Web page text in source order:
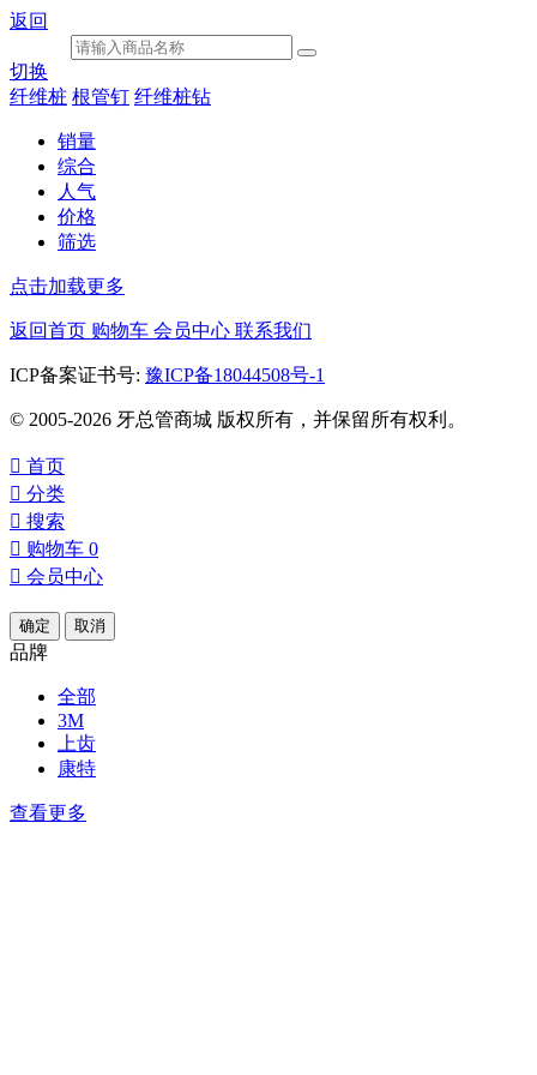
返回
切换
纤维桩 根管钉 纤维桩钻
销量
综合
人气
价格
筛选
点击加载更多
返回首页 购物车 会员中心 联系我们
ICP备案证书号: 豫ICP备18044508号-1
© 2005-2026 牙总管商城 版权所有，并保留所有权利。
 首页
 分类
 搜索
 购物车 0
 会员中心
确定 取消
品牌
全部
3M
上齿
康特
查看更多